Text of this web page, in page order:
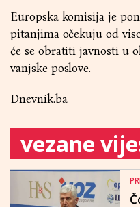
Europska komisija je
pitanjima očekuju od
će se obratiti javnosti u
vanjske poslove.
Dnevnik.ba
vezane